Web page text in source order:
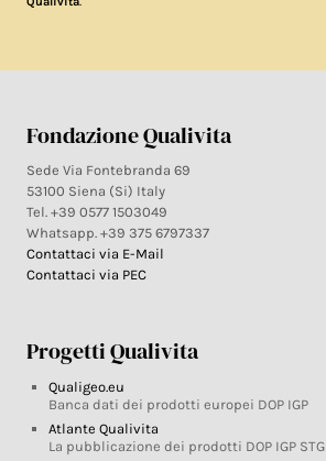
Fondazione Qualivita
Sede Via Fontebranda 69
53100 Siena (Si) Italy
Tel. +39 0577 1503049
Whatsapp. +39 375 6797337
Contattaci via E-Mail
Contattaci via PEC
Progetti Qualivita
Qualigeo.eu
Banca dati dei prodotti europei DOP IGP
Atlante Qualivita
La pubblicazione dei prodotti DOP IGP STG